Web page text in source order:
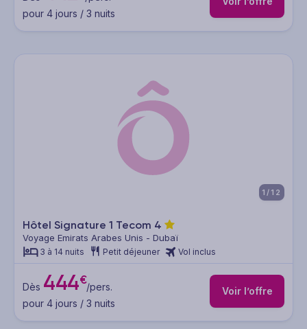
pour 4 jours / 3 nuits
1/12
Hôtel Signature 1 Tecom 4
Voyage Emirats Arabes Unis - Dubaï
3 à 14 nuits Petit déjeuner Vol inclus
Dès 444€/pers.
pour 4 jours / 3 nuits
Voir l’offre